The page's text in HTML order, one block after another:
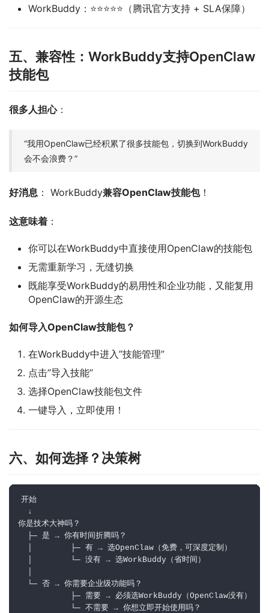
WorkBuddy：⭐⭐⭐⭐⭐（腾讯官方支持 + SLA保障）
五、兼容性：WorkBuddy支持OpenClaw
技能包
很多人担心：
“我用OpenClaw已经积累了很多技能包，切换到WorkBuddy
会不会浪费？”
好消息 ： WorkBuddy兼容OpenClaw技能包！
这意味着 ：
你可以在WorkBuddy中直接使用OpenClaw的技能包
无需重新学习，无缝切换
既能享受WorkBuddy的易用性和企业功能，又能复用
OpenClaw的开源生态
如何导入OpenClaw技能包？
在WorkBuddy中进入”技能管理”
点击”导入技能”
选择OpenClaw技能包文件
一键导入，立即使用！
六、如何选择？决策树
开始
  ↓
你是技术大神吗？
  ├─ 是 → 你有时间折腾吗？
  │        ├─ 有 → 选OpenClaw（免费，可深度定制）
  │        └─ 没有 → 选WorkBuddy（省时间）
  └─ 否 → 你需要企业级功能吗？
           ├─ 需要 → 必须选WorkBuddy（OpenClaw没有）
           └─ 不需要 → 你想立即开始使用吗？